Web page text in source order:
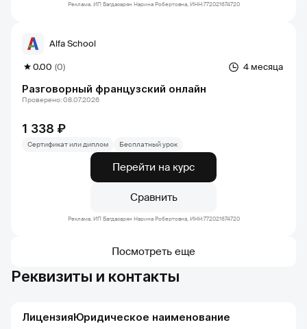
Реклама. ИП Багдасарян Нарина Робертовна, ИНН:772021674720
Разговорный французский онлайн
4 месяца
0.00 (0)
Alfa School
1 338 ₽
Проверено: 08.07.2026
Сертификат или диплом Бесплатный урок
Перейти на курс
Сравнить
Реклама. ИП Багдасарян Нарина Робертовна, ИНН:772021674720
Посмотреть еще
Реквизиты и контакты
ЛицензияЮридическое наименование